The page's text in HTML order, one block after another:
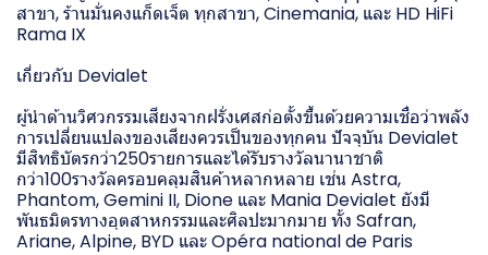
สาขา, ร้านมั่นคงแก็ดเจ็ต ทุกสาขา, Cinemania, และ HD HiFi
Rama IX
เกี่ยวกับ Devialet
ผู้นำด้านวิศวกรรมเสียงจากฝรั่งเศสก่อตั้งขึ้นด้วยความเชื่อว่าพลัง
การเปลี่ยนแปลงของเสียงควรเป็นของทุกคน ปัจจุบัน Devialet
มีสิทธิบัตรกว่า250รายการและได้รับรางวัลนานาชาติ
กว่า100รางวัลครอบคลุมสินค้าหลากหลาย เช่น Astra,
Phantom, Gemini II, Dione และ Mania Devialet ยังมี
พันธมิตรทางอุตสาหกรรมและศิลปะมากมาย ทั้ง Safran,
Ariane, Alpine, BYD และ Opéra national de Paris